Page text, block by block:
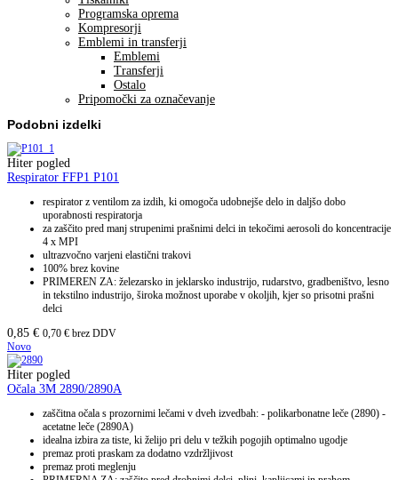
Programska oprema
Kompresorji
Emblemi in transferji
Emblemi
Transferji
Ostalo
Pripomočki za označevanje
Podobni izdelki
Hiter pogled
Respirator FFP1 P101
respirator z ventilom za izdih, ki omogoča udobnejše delo in daljšo dobo
uporabnosti respiratorja
za zaščito pred manj strupenimi prašnimi delci in tekočimi aerosoli do koncentracije
4 x MPI
ultrazvočno varjeni elastični trakovi
100% brez kovine
PRIMEREN ZA: železarsko in jeklarsko industrijo, rudarstvo, gradbeništvo, lesno
in tekstilno industrijo, široka možnost uporabe v okoljih, kjer so prisotni prašni
delci
0,85 € 0,70 € brez DDV
Novo
Hiter pogled
Očala 3M 2890/2890A
zaščitna očala s prozornimi lečami v dveh izvedbah: - polikarbonatne leče (2890) -
acetatne leče (2890A)
idealna izbira za tiste, ki želijo pri delu v težkih pogojih optimalno ugodje
premaz proti praskam za dodatno vzdržljivost
premaz proti meglenju